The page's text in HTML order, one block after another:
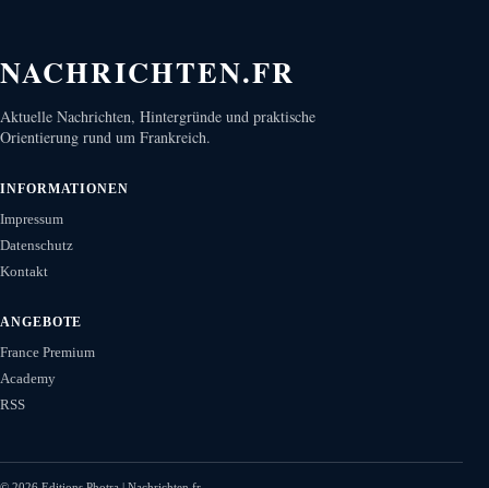
NACHRICHTEN.FR
Aktuelle Nachrichten, Hintergründe und praktische
Orientierung rund um Frankreich.
INFORMATIONEN
Impressum
Datenschutz
Kontakt
ANGEBOTE
France Premium
Academy
RSS